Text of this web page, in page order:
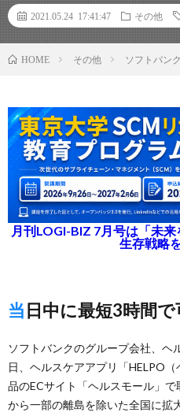
2021.05.24 17:41:47 その他
HOME その他 ソフトバン
月刊LOGI-BIZ 7月号は「未
生存戦略
当日中に最短3時間
ソフトバンクのグループ会社、ヘ
日、ヘルスケアアプリ「HELPO
品のECサイト「ヘルスモール」
から一部の離島を除いた全国に拡